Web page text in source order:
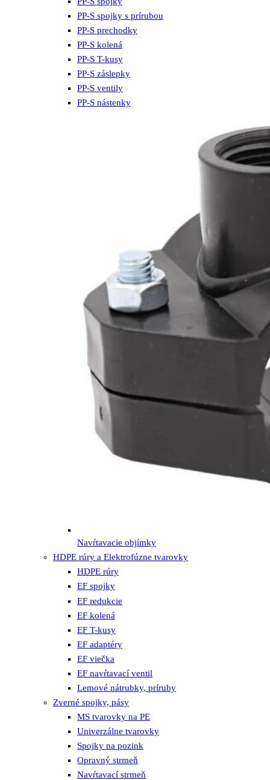
PP-S spojky s prírubou
PP-S prechodky
PP-S kolená
PP-S T-kusy
PP-S záslepky
PP-S ventily
PP-S nástenky
Navŕtavacie objímky
HDPE rúry a Elektrofúzne tvarovky
HDPE rúry
EF spojky
EF redukcie
EF kolená
EF T-kusy
EF adaptéry
EF viečka
EF navŕtavací ventil
Lemové nátrubky, príruby
Zverné spojky, pásy
MS tvarovky na PE
Univerzálne tvarovky
Spojky na pozink
Opravný strmeň
Navŕtavací strmeň